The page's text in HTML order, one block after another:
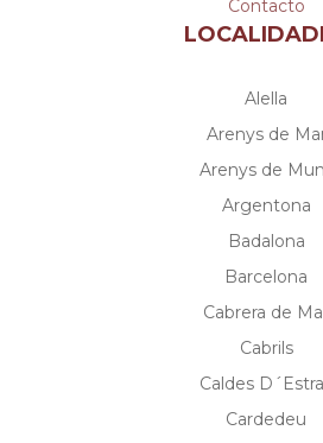
Contacto
Alella
Arenys de
Arenys de
Argentona
Badalona
Barcelona
Cabrera de
Cabrils
Caldes
Cardedeu